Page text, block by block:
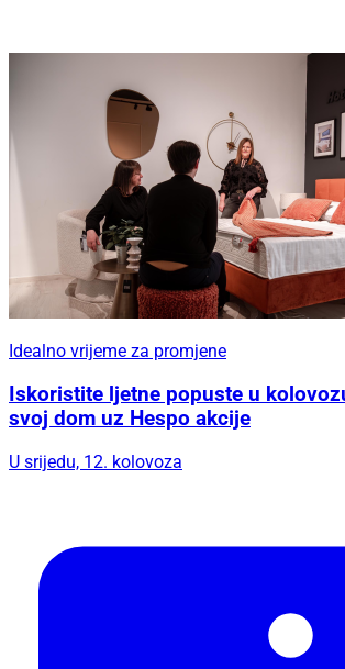
Idealno vrijeme za promjene
Iskoristite ljetne popuste u
svoj dom uz Hespo akcije
U srijedu, 12. kolovoza